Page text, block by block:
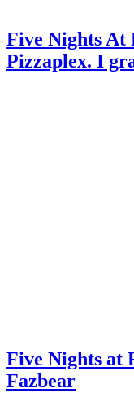
Five Nights At
Pizzaplex. I
Five Nights at
Fazbear